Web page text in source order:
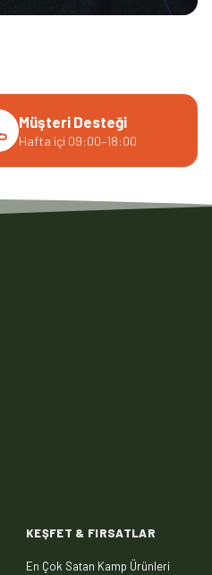
Müşteri Desteği
Hafta içi 09:00–18:00
KEŞFET & FIRSATLAR
En Çok Satan Kamp Ürünleri